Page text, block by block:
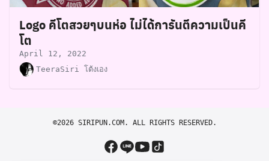
Logo คีโตสวยๆบนห่อ ไม่ได้การันตีความเป็นคี
โต
April 12, 2022
TeeraSiri โต้งเอง
©2026 SIRIPUN.COM. ALL RIGHTS RESERVED.